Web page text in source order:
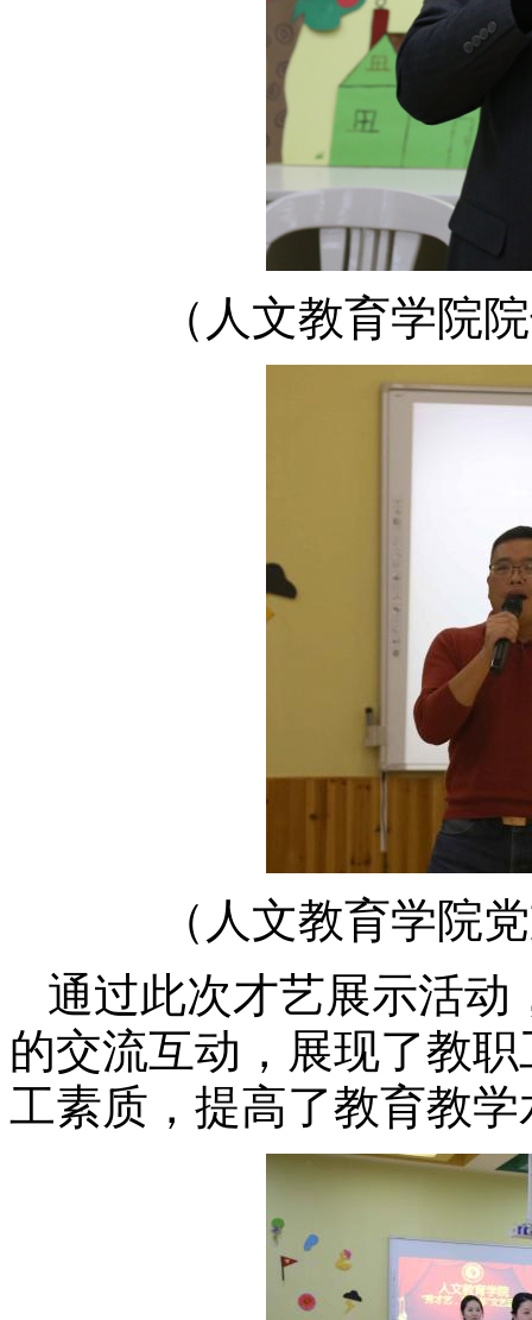
（ 人文教育学院
（人文教育学院
通过此次才艺展示活动
的交流互动，展现了教职
工素质，提高了教育教